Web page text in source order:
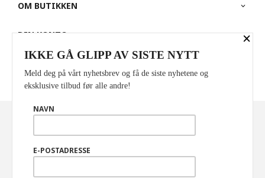
OM BUTIKKEN
DIN KONTO
FRAKT KJØPSBETINGELSER
×
IKKE GÅ GLIPP AV SISTE NYTT
Meld deg på vårt nyhetsbrev og få de siste nyhetene og
eksklusive tilbud før alle andre!
NAVN
E-POSTADRESSE